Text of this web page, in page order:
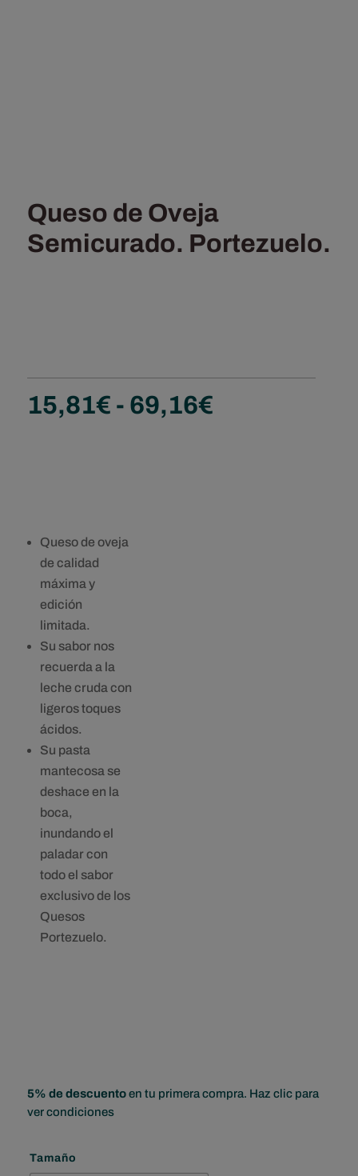
Queso de Oveja
Semicurado. Portezuelo.
15,81€ - 69,16€Rango
de
Queso de oveja
de calidad
máxima y
edición
limitada.
Su sabor nos
recuerda a la
leche cruda con
ligeros toques
ácidos.
Su pasta
mantecosa se
deshace en la
boca,
inundando el
paladar con
todo el sabor
exclusivo de los
Quesos
Portezuelo.
5% de descuentoen tu primera compra. Haz clic para
ver condiciones
Tamaño